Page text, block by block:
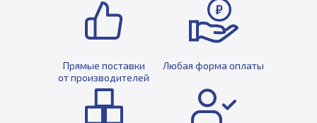
Прямые поставки
от производителей
Любая форма оплаты